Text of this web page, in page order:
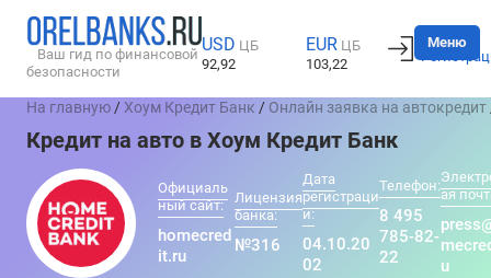
Ваш гид по финансовой
безопасности
USD ЦБ
92,92
EUR ЦБ
103,22
Вход
Меню
На главную / Хоум Кредит Банк / Онлайн заявка на автокредит
Кредит на авто в Хоум Кредит Банк
Официаль
ный сайт:
homecred
it.ru
Лицензия
банка:
№316
Дата
регистраци
и:
04.10.20
02
Телефон:
8 495
785-82-
22
ая
u